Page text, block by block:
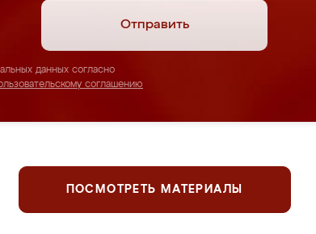
Отправить
данных согласно
соглашению
ПОСМОТРЕТЬ МАТЕРИАЛЫ